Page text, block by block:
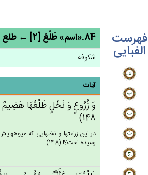
فهرست
الفبایی
84.«اسم» طَلْعُ [2] ← طلع
شکوفه
آیات
وَ زُرُوع‌ٍ وَ نَخْل‌ٍ طَلْعُهَا هَضِيم‌ٌ
148)
در اين زراعتها و نخلهايى كه
رسيده است؟! (148)